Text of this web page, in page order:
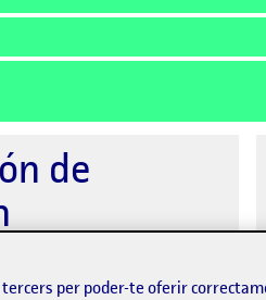
de
tercers per poder-te oferir